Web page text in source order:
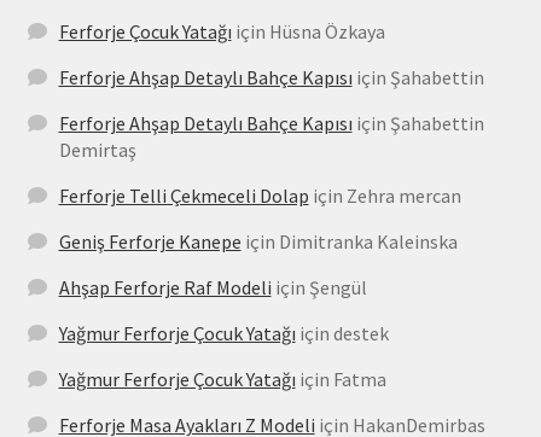
Ferforje Çocuk Yatağı için Hüsna Özkaya
Ferforje Ahşap Detaylı Bahçe Kapısı için Şahabettin
Ferforje Ahşap Detaylı Bahçe Kapısı için Şahabettin
Demirtaş
Ferforje Telli Çekmeceli Dolap için Zehra mercan
Geniş Ferforje Kanepe için Dimitranka Kaleinska
Ahşap Ferforje Raf Modeli için Şengül
Yağmur Ferforje Çocuk Yatağı için destek
Yağmur Ferforje Çocuk Yatağı için Fatma
Ferforje Masa Ayakları Z Modeli için HakanDemirbas